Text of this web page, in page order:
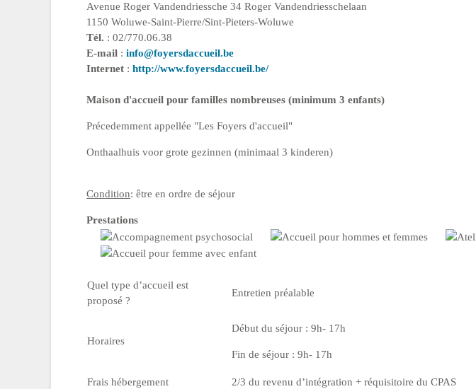
Avenue Roger Vandendriessche 34 Roger Vandendriesschelaan
1150 Woluwe-Saint-Pierre/Sint-Pieters-Woluwe
Tél. : 02/770.06.38
E-mail : info@foyersdaccueil.be
Internet : http://www.foyersdaccueil.be/
Maison d'accueil pour familles nombreuses (minimum 3 enfants)
Précedemment appellée "Les Foyers d'accueil"
Onthaalhuis voor grote gezinnen (minimaal 3 kinderen)
Condition: être en ordre de séjour
Prestations
Quel type d’accueil est
proposé ?
Entretien préalable
Horaires
Début du séjour : 9h- 17h
Fin de séjour : 9h- 17h
Frais hébergement 2/3 du revenu d’intégration + réquisitoire du CPAS